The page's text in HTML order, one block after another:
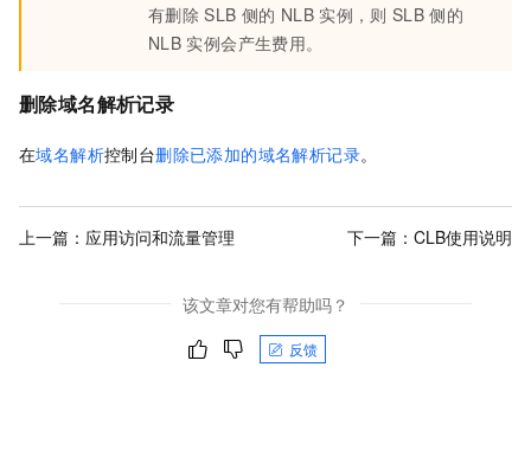
有删除 SLB 侧的 NLB 实例，则 SLB 侧的
NLB 实例会产生费用。
删除域名解析记录
在域名解析控制台删除已添加的域名解析记录。
上一篇： 应用访问和流量管理 下一篇： CLB使用说明
该文章对您有帮助吗？
反馈